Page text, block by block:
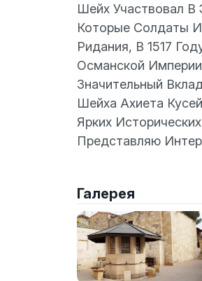
Шейх Участвовал
Которые Солдаты
Ридания, В 1517
Османской
Значительный
Шейха Ахиета
Ярких
Представляю
Галерея